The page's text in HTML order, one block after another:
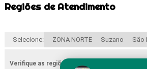
Regiões de Atendimento
Selecione: ZONA NORTE Suzano São
Verifique as regiões que atendemos